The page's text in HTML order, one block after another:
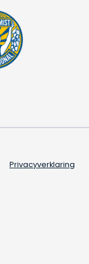
Privacyverklaring